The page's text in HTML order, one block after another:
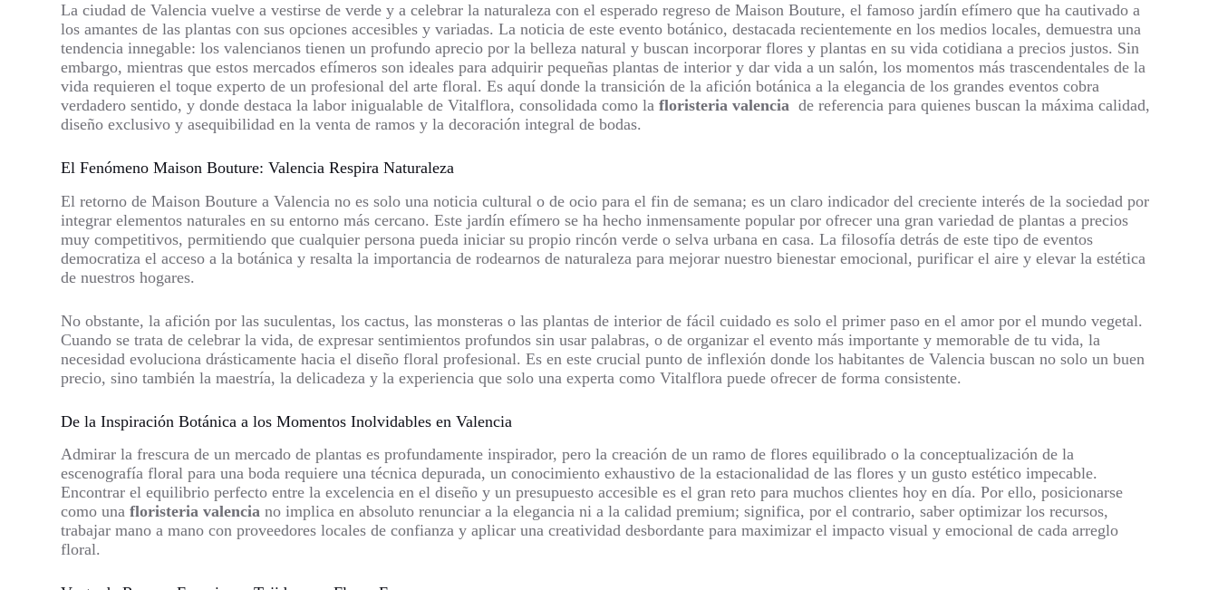
La ciudad de Valencia vuelve a vestirse de verde y a celebrar la naturaleza con el esperado regreso de Maison Bouture, el famoso jardín efímero que ha cautivado a
los amantes de las plantas con sus opciones accesibles y variadas. La noticia de este evento botánico, destacada recientemente en los medios locales, demuestra una
tendencia innegable: los valencianos tienen un profundo aprecio por la belleza natural y buscan incorporar flores y plantas en su vida cotidiana a precios justos. Sin
embargo, mientras que estos mercados efímeros son ideales para adquirir pequeñas plantas de interior y dar vida a un salón, los momentos más trascendentales de la
vida requieren el toque experto de un profesional del arte floral. Es aquí donde la transición de la afición botánica a la elegancia de los grandes eventos cobra
verdadero sentido, y donde destaca la labor inigualable de Vitalflora, consolidada como lafloristeria valencia de referencia para quienes buscan la máxima calidad,
diseño exclusivo y asequibilidad en la venta de ramos y la decoración integral de bodas.
El Fenómeno Maison Bouture: Valencia Respira Naturaleza
El retorno de Maison Bouture a Valencia no es solo una noticia cultural o de ocio para el fin de semana; es un claro indicador del creciente interés de la sociedad por
integrar elementos naturales en su entorno más cercano. Este jardín efímero se ha hecho inmensamente popular por ofrecer una gran variedad de plantas a precios
muy competitivos, permitiendo que cualquier persona pueda iniciar su propio rincón verde o selva urbana en casa. La filosofía detrás de este tipo de eventos
democratiza el acceso a la botánica y resalta la importancia de rodearnos de naturaleza para mejorar nuestro bienestar emocional, purificar el aire y elevar la estética
de nuestros hogares.
No obstante, la afición por las suculentas, los cactus, las monsteras o las plantas de interior de fácil cuidado es solo el primer paso en el amor por el mundo vegetal.
Cuando se trata de celebrar la vida, de expresar sentimientos profundos sin usar palabras, o de organizar el evento más importante y memorable de tu vida, la
necesidad evoluciona drásticamente hacia el diseño floral profesional. Es en este crucial punto de inflexión donde los habitantes de Valencia buscan no solo un buen
precio, sino también la maestría, la delicadeza y la experiencia que solo una experta como Vitalflora puede ofrecer de forma consistente.
De la Inspiración Botánica a los Momentos Inolvidables en Valencia
Admirar la frescura de un mercado de plantas es profundamente inspirador, pero la creación de un ramo de flores equilibrado o la conceptualización de la
escenografía floral para una boda requiere una técnica depurada, un conocimiento exhaustivo de la estacionalidad de las flores y un gusto estético impecable.
Encontrar el equilibrio perfecto entre la excelencia en el diseño y un presupuesto accesible es el gran reto para muchos clientes hoy en día. Por ello, posicionarse
como unafloristeria valencia no implica en absoluto renunciar a la elegancia ni a la calidad premium; significa, por el contrario, saber optimizar los recursos,
trabajar mano a mano con proveedores locales de confianza y aplicar una creatividad desbordante para maximizar el impacto visual y emocional de cada arreglo
floral.